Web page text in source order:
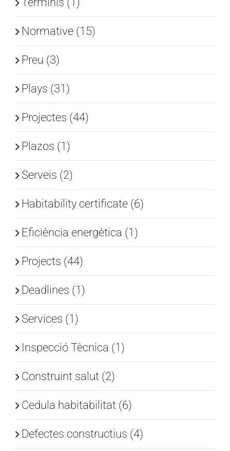
Normative (15)
Preu (3)
Plays (31)
Projectes (44)
Plazos (1)
Serveis (2)
Habitability certificate (6)
Eficiència energètica (1)
Projects (44)
Deadlines (1)
Services (1)
Inspecció Tècnica (1)
Construint salut (2)
Cedula habitabilitat (6)
Defectes constructius (4)